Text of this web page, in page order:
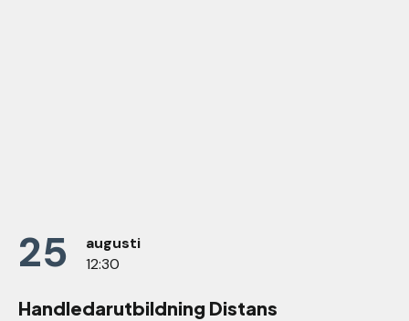
25
augusti
12:30
Handledarutbildning Distans